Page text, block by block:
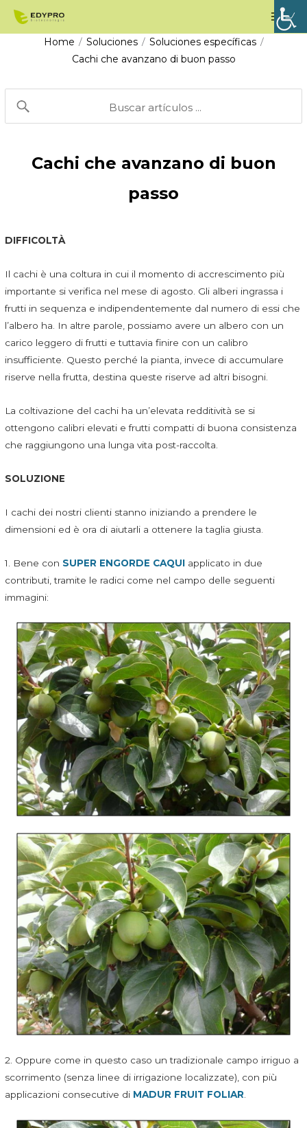
contenutoHome / Soluciones / Soluciones específicas /
Cachi che avanzano di buon passo
Cachi che avanzano di buon
passo
DIFFICOLTÀ
Il cachi è una coltura in cui il momento di accrescimento più
importante si verifica nel mese di agosto. Gli alberi ingrassa i
frutti in sequenza e indipendentemente dal numero di essi che
l’albero ha. In altre parole, possiamo avere un albero con un
carico leggero di frutti e tuttavia finire con un calibro
insufficiente. Questo perché la pianta, invece di accumulare
riserve nella frutta, destina queste riserve ad altri bisogni.
La coltivazione del cachi ha un’elevata redditività se si
ottengono calibri elevati e frutti compatti di buona consistenza
che raggiungono una lunga vita post-raccolta.
SOLUZIONE
I cachi dei nostri clienti stanno iniziando a prendere le
dimensioni ed è ora di aiutarli a ottenere la taglia giusta.
1. Bene con SUPER ENGORDE CAQUI applicato in due
contributi, tramite le radici come nel campo delle seguenti
immagini:
2. Oppure come in questo caso un tradizionale campo irriguo a
scorrimento (senza linee di irrigazione localizzate), con più
applicazioni consecutive di MADUR FRUIT FOLIAR.